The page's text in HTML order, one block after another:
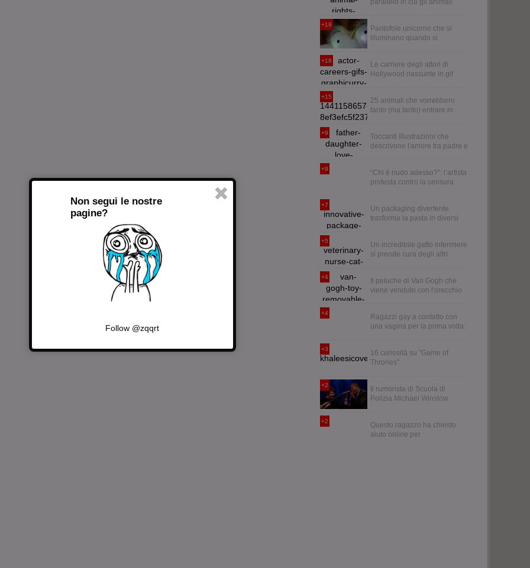
parallelo in cui gli animali
tratta loro
Pantofole unicorno che si
illuminano quando si
+19
Le carriere degli attori di
Hollywood riassunte in gif
+18
25 animali che vorrebbero
tanto (ma tanto) entrare in
+15
Toccanti Illustrazioni che
descrivono l'amore tra padre e
+9
“Chi è nudo adesso?”: l’artista
protesta contro la censura
+9
Un packaging divertente
trasforma la pasta in diversi
+7
Un incredibile gatto infermiere
si prende cura degli altri
+5
Il peluche di Van Gogh che
viene venduto con l'orecchio
+4
Ragazzi gay a contatto con
una vagina per la prima volta:
+4
16 curiosità su "Game of
Thrones"
+3
Il rumorista di Scuola di
Polizia Michael Winslow
+2
Questo ragazzo ha chiesto
aiuto online per
+2
Non segui le nostre
pagine?
Follow @zqqrt